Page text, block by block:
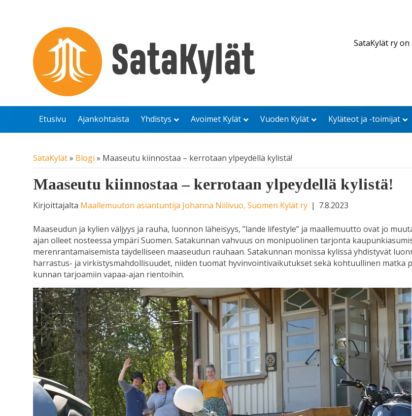
SataKylät ry
Etusivu Ajankohtaista Yhdistys Avoimet Kylät Vuoden Kylät Kyläteot ja -toimijat
SataKylät» Blogi » Maaseutu kiinnostaa – kerrotaan ylpeydellä kylistä!
Maaseutu kiinnostaa – kerrotaan ylpeydellä kylistä!
Kirjoittajalta Maallemuuton asiantuntija Johanna Niilivuo, Suomen Kylät ry | 7.8.2023
Maaseudun ja kylien väljyys ja rauha, luonnon läheisyys, ”lande lifestyle” ja maallemuutto ovat jo
ajan olleet nosteessa ympäri Suomen. Satakunnan vahvuus on monipuolinen tarjonta
merenrantamaisemista täydelliseen maaseudun rauhaan. Satakunnan monissa kylissä yhdistyvät
harrastus- ja virkistysmahdollisuudet, niiden tuomat hyvinvointivaikutukset sekä kohtuullinen matka
kunnan tarjoamiin vapaa-ajan rientoihin.